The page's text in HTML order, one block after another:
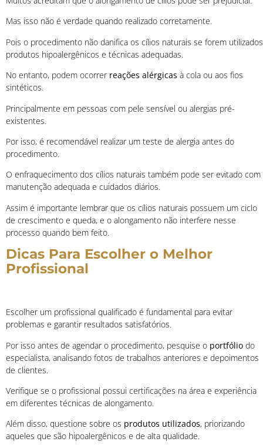
Mas isso não é verdade quando realizado corretamente.
Pois o procedimento não danifica os cílios naturais se forem utilizados
produtos hipoalergênicos e técnicas adequadas.
No entanto, podem ocorrer reações alérgicas à cola ou aos fios
sintéticos.
Principalmente em pessoas com pele sensível ou alergias pré-
existentes.
Por isso, é recomendável realizar um teste de alergia antes do
procedimento.
O enfraquecimento dos cílios naturais também pode ser evitado com
manutenção adequada e cuidados diários.
Assim é importante lembrar que os cílios naturais possuem um ciclo
de crescimento e queda, e o alongamento não interfere nesse
processo quando bem feito.
Dicas Para Escolher o Melhor
Profissional
Escolher um profissional qualificado é fundamental para evitar
problemas e garantir resultados satisfatórios.
Por isso antes de agendar o procedimento, pesquise o portfólio do
especialista, analisando fotos de trabalhos anteriores e depoimentos
de clientes.
Verifique se o profissional possui certificações na área e experiência
em diferentes técnicas de alongamento.
Além disso, questione sobre os produtos utilizados, priorizando
aqueles que são hipoalergênicos e de alta qualidade.